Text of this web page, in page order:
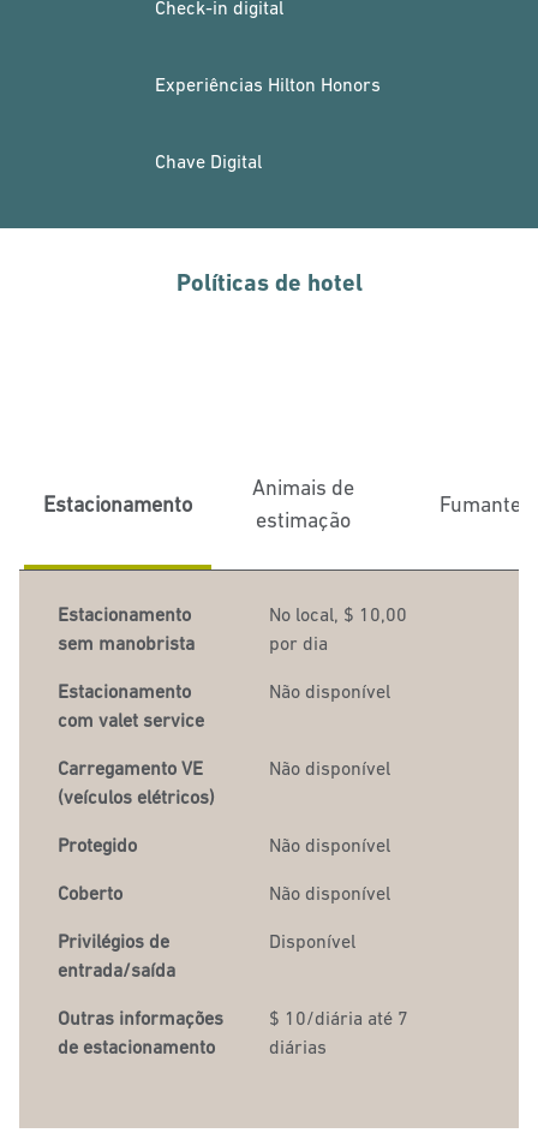
Check-in digital
Experiências Hilton Honors
Chave Digital
Políticas de hotel
Estacionamento
Animais de
estimação
Fumantes
Estacionamento
sem manobrista
No local, $ 10,00
por dia
Estacionamento
com valet service
Não disponível
Carregamento VE
(veículos elétricos)
Não disponível
Protegido Não disponível
Coberto Não disponível
Privilégios de
entrada/saída
Disponível
Outras informações
de estacionamento
$ 10/diária até 7
diárias